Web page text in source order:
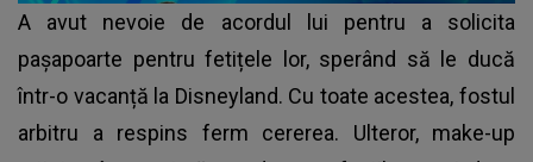
A avut nevoie de acordul lui pentru a solicita
pașapoarte pentru fetițele lor, sperând să le ducă
într-o vacanță la Disneyland. Cu toate acestea, fostul
arbitru a respins ferm cererea. Ulteror, make-up